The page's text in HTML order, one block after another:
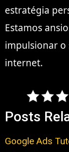
estratégia
Estamos
impulsionar o
internet.
Posts
Google Ads